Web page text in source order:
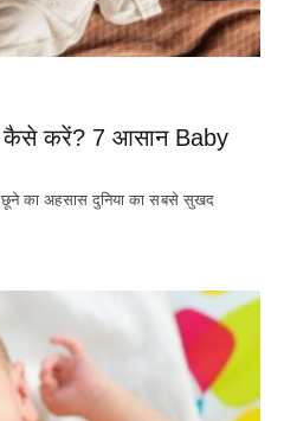
कैसे करें? 7 आसान Baby
का अहसास दुनिया का सबसे सुखद